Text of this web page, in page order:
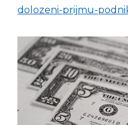
dolozeni-prijmu-